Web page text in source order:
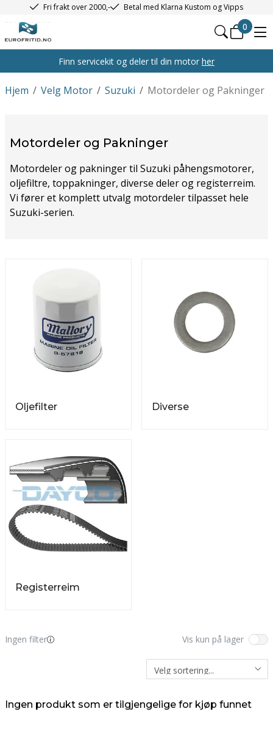
Fri frakt over 2000,- Betal med Klarna Kustom og Vipps
0
Finn servicekit og deler til din motor her
/
Hjem /
Velg Motor /
Suzuki Motordeler og Pakninger
Motordeler og Pakninger
Motordeler og pakninger til Suzuki påhengsmotorer,
oljefiltre, toppakninger, diverse deler og registerreim.
Vi fører et komplett utvalg motordeler tilpasset hele
Suzuki-serien.
Oljefilter Diverse
Registerreim
Ingen filter Vis kun på lager
Ingen produkt som er tilgjengelige for kjøp funnet